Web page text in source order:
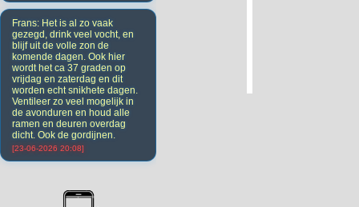
Frans: Het is al zo vaak
gezegd, drink veel vocht, en
blijf uit de volle zon de
komende dagen. Ook hier
wordt het ca 37 graden op
vrijdag en zaterdag en dit
worden echt snikhete dagen.
Ventileer zo veel mogelijk in
de avonduren en houd alle
ramen en deuren overdag
dicht. Ook de gordijnen.
[23-06-2026 20:08]